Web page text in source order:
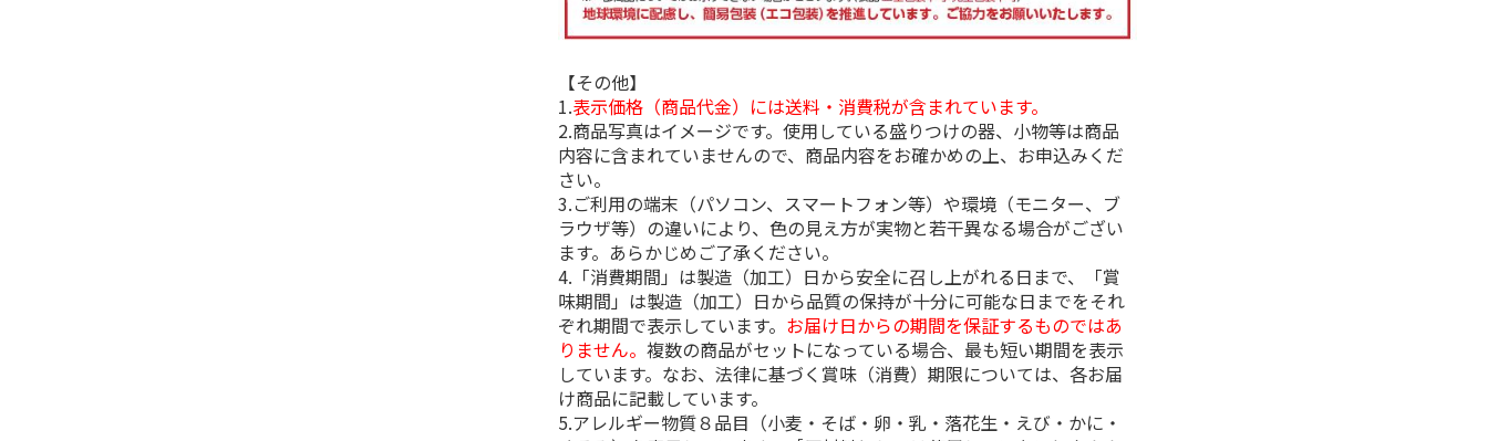
【その他】
1.表示価格（商品代金）には送料・消費税が含まれています。
2.商品写真はイメージです。使用している盛りつけの器、小物等は商品
内容に含まれていませんので、商品内容をお確かめの上、お申込みくだ
さい。
3.ご利用の端末（パソコン、スマートフォン等）や環境（モニター、ブ
ラウザ等）の違いにより、色の見え方が実物と若干異なる場合がござい
ます。あらかじめご了承ください。
4.「消費期間」は製造（加工）日から安全に召し上がれる日まで、「賞
味期間」は製造（加工）日から品質の保持が十分に可能な日までをそれ
ぞれ期間で表示しています。 お届け日からの期間を保証するものではあ
りません。複数の商品がセットになっている場合、最も短い期間を表示
しています。なお、法律に基づく賞味（消費）期限については、各お届
け商品に記載しています。
5.アレルギー物質８品目（小麦・そば・卵・乳・落花生・えび・かに・